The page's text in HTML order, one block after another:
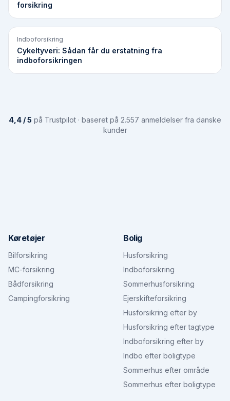
forsikring
Indboforsikring
Cykeltyveri: Sådan får du erstatning fra
indboforsikringen
4,4 / 5 på Trustpilot · baseret på 2.557 anmeldelser fra danske
kunder
Køretøjer
Bilforsikring
MC-forsikring
Bådforsikring
Campingforsikring
Bolig
Husforsikring
Indboforsikring
Sommerhusforsikring
Ejerskifteforsikring
Husforsikring efter by
Husforsikring efter tagtype
Indboforsikring efter by
Indbo efter boligtype
Sommerhus efter område
Sommerhus efter boligtype